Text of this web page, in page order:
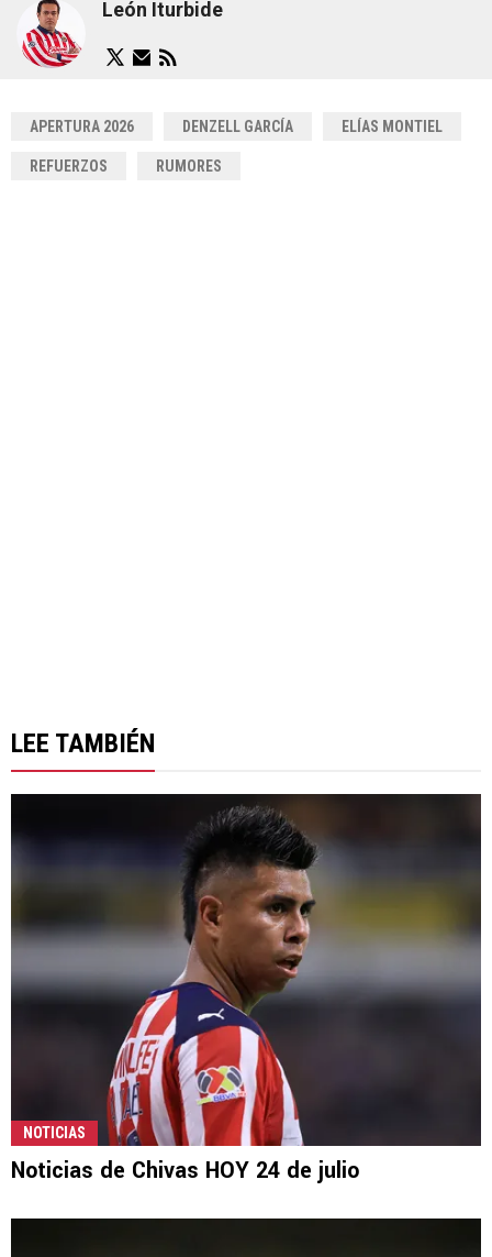
León Iturbide
APERTURA 2026 DENZELL GARCÍA ELÍAS MONTIEL
REFUERZOS RUMORES
LEE TAMBIÉN
NOTICIAS
Noticias de Chivas HOY 24 de julio